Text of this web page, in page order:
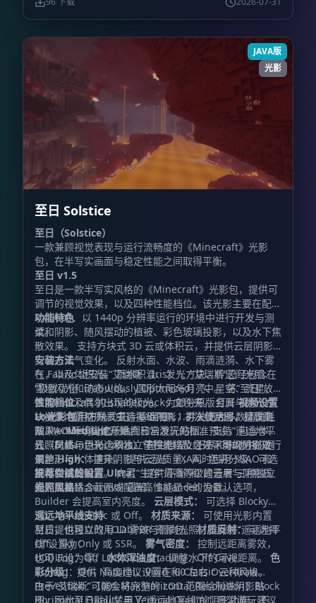
JAVA版
光影
至日 Solstice
至日（Solstice）
一款兼顾视觉表现与运行流畅度的《Minecraft》光影
包，在半写实画面与稳定性能之间取得平衡。
至日 v1.5
至日是一款半写实风格的《Minecraft》光影包，提供可
调节的视觉效果，以及四种性能档位。该光影主要在配备
RX 6600、以 1440p 分辨率运行的环境中进行开发与测
试。
功能特色
柔和阴影、随风摆动的植被、彩色玻璃投影，以及水下焦
散效果。 支持方块式 3D 云或体积云，并提供云层阴影
与动态天气变化。 反射水面、水波、雨滴涟漪、水下雾
气，以及体积光。 雨水积洼、发光方块、传送门光照、
雪地闪光和动态火焰。 圆形太阳与月亮、星空、流星、
银河，以及偶尔出现的极光。 为部分原版金属与抛光方
块提供内置材质。 支持 LabPBR 1.3 法线贴图、材质贴
图、AO 环境光遮蔽贴图和自发光贴图。 支持“遥远地平
线（Distant Horizons）”在主世界、下界和末地中的远
景地形与水体渲染。 提供泛光、FXAA、色彩分级、可选
锐化和接触阴影。 内置“生存”“平衡”和“建造者”三种独立
的光照风格。
安装方法
在 Fabric 上安装“艾瑞斯（Iris）”。“艾瑞斯”已经包含在
“极致优化（Fabulously Optimized）”中。 将“至日”放
入 Minecraft 的shaderpacks文件夹。 打开视频设置
→ 光影包，在列表中选择“至日”。 初次使用时，建议先
从 Medium 档位开始。
性能档位
Low：使用方块式云、基础阴影，并关闭大多数高消耗
效果。Medium：适合日常游玩的标准预设，包含体积
云、材质、泛光、积水、体积光以及经过平衡的阴影效
果。High：提升阴影与云层质量，同时启用 SSAO 和
屏幕空间反射。Ultra：提供最高等级的云层与阴影质
量，主要适合截图或配备高性能显卡的设备。
光照风格与色彩选项独立于性能档位之外，可以分别进行
调整。
推荐尝试的设置
光照风格：Survival 最暗，Balanced 为默认选项，
Builder 会提高室内亮度。 云层模式：
可选择 Blocky
3D、Volumetric 或 Off。 材质来源：
可使用光影内置
材质，也可以改用 LabPBR 资源包。材质反射：可选择
Off、Sky Only 或 SSR。 雾气密度：
控制远距离雾效，
也可以设为零。 水体浑浊度：调整水下的可视距离。 色
彩分级： 提供 Natural、Vivid 和 Classic 三种风格。
遥远地平线支持
至日提供独立的 LOD 雾效与侧向光照。推荐将“遥远地平
线”设置为：
LOD Fog：Off LOD Side Shading：Off Cave
Culling：On，高度建议设置在60左右 Overdraw
Prevention：100%Max Horizontal Resolution：Block
Horizontal Quality 与 Vertical Quality：日常游玩建议
由于“艾瑞斯”可能会将完整的 LOD 范围绘制进阴影贴
图，因此至日默认禁用了“遥远地平线”的阴影功能。不